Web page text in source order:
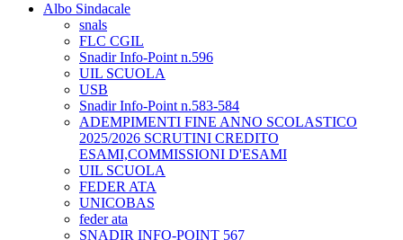
Albo Sindacale
snals
FLC CGIL
Snadir Info-Point n.596
UIL SCUOLA
USB
Snadir Info-Point n.583-584
ADEMPIMENTI FINE ANNO SCOLASTICO
2025/2026 SCRUTINI CREDITO
ESAMI,COMMISSIONI D'ESAMI
UIL SCUOLA
FEDER ATA
UNICOBAS
feder ata
SNADIR INFO-POINT 567